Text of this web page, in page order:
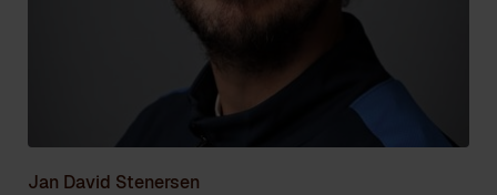
Jan David Stenersen